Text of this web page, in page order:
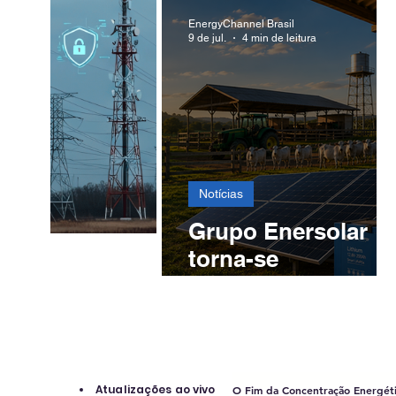
experiência: por
que Customer
Experience virou
tema de Conselho
Grupo Enersolar
torna-se
Notícias
EnergyChannel Brasil
9 de jul.
4 min de leitura
Atualizações ao vivo O Fim da Concentração